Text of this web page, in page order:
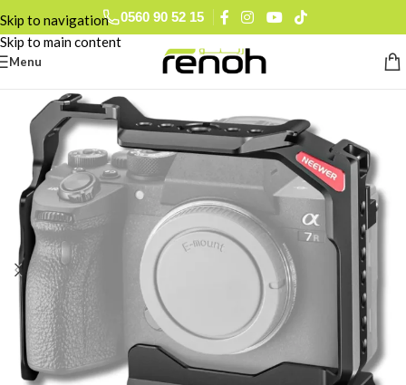
Skip to navigation
Skip to main content
0560 90 52 15
Menu